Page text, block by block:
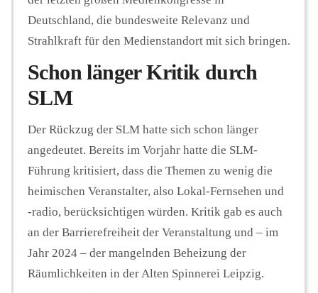
Deutschland, die bundesweite Relevanz und
Strahlkraft für den Medienstandort mit sich bringen.
Schon länger Kritik durch
SLM
Der Rückzug der SLM hatte sich schon länger
angedeutet. Bereits im Vorjahr hatte die SLM-
Führung kritisiert, dass die Themen zu wenig die
heimischen Veranstalter, also Lokal-Fernsehen und
-radio, berücksichtigen würden. Kritik gab es auch
an der Barrierefreiheit der Veranstaltung und – im
Jahr 2024 – der mangelnden Beheizung der
Räumlichkeiten in der Alten Spinnerei Leipzig.